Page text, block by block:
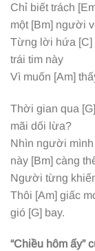
Chỉ biết trách
một [Bm] người
Từng lời hứa [C]
trái tim này
Vì muốn [Am]
Thời gian qua [G]
mãi dối lừa?
Nhìn người mình
này [Bm] càng
Người từng
Thôi [Am] giấc
gió [G] bay.
“Chiều hôm ấy”